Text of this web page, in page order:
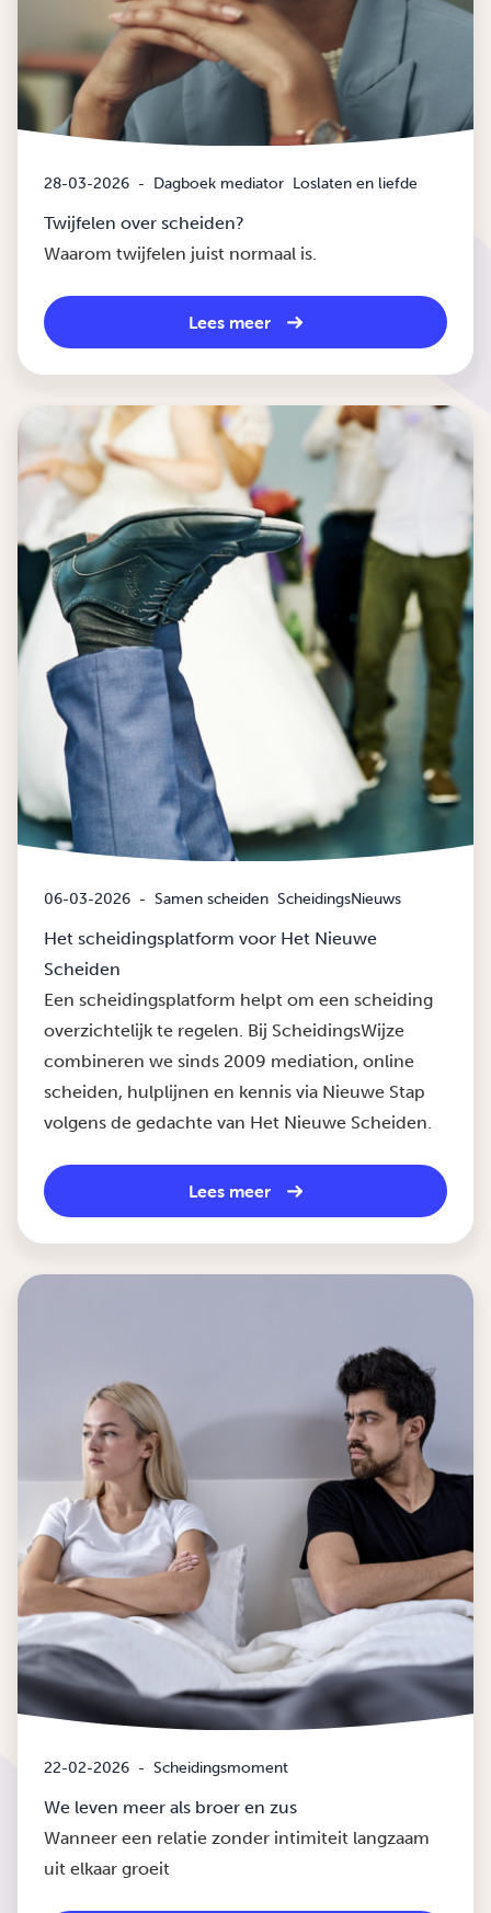
28-03-2026 - Dagboek mediator Loslaten en liefde
Twijfelen over scheiden?
Waarom twijfelen juist normaal is.
Lees meer
06-03-2026 - Samen scheiden ScheidingsNieuws
Het scheidingsplatform voor Het Nieuwe
Scheiden
Een scheidingsplatform helpt om een scheiding
overzichtelijk te regelen. Bij ScheidingsWijze
combineren we sinds 2009 mediation, online
scheiden, hulplijnen en kennis via Nieuwe Stap
volgens de gedachte van Het Nieuwe Scheiden.
Lees meer
22-02-2026 - Scheidingsmoment
We leven meer als broer en zus
Wanneer een relatie zonder intimiteit langzaam
uit elkaar groeit